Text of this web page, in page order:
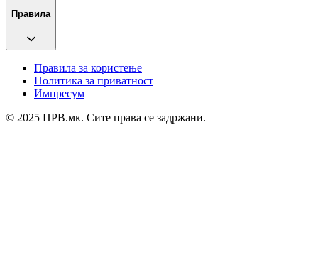
Правила
Правила за користење
Политика за приватност
Импресум
© 2025 ПРВ.мк. Сите права се задржани.